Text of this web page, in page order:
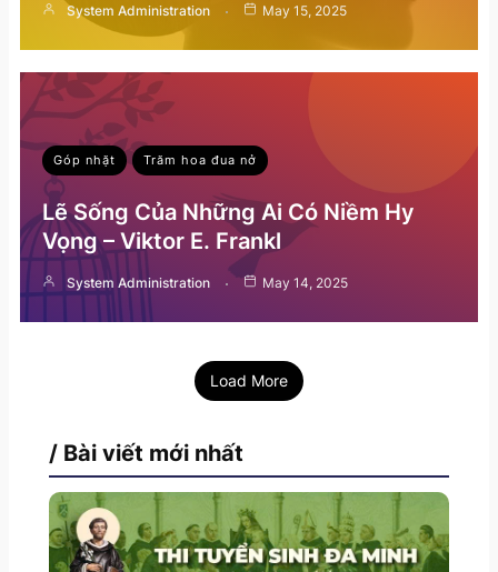
System Administration May 15, 2025
Góp nhặt Trăm hoa đua nở
Lẽ Sống Của Những Ai Có Niềm Hy
Vọng – Viktor E. Frankl
System Administration May 14, 2025
Load More
/ Bài viết mới nhất